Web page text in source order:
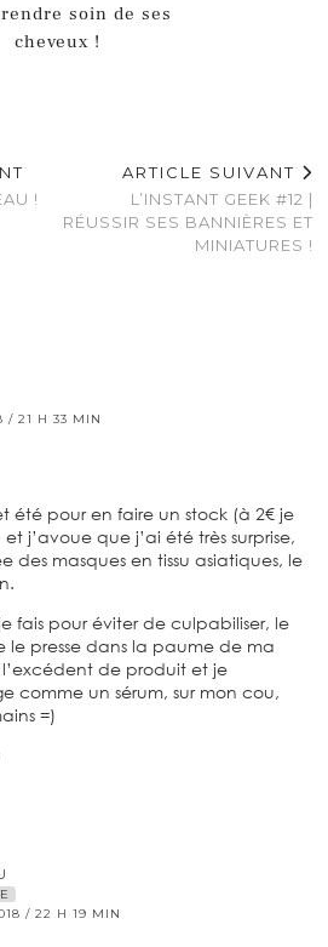
soin de ses
cheveux !
!
ARTICLE SUIVANT
L’INSTANT GEEK #12 |
RÉUSSIR SES BANNIÈRES ET
MINIATURES !
/ 21 H 33 MIN
été pour en faire un stock (à 2€ je
j’avoue que j’ai été très surprise,
des masques en tissu asiatiques, le
fais pour éviter de culpabiliser, le
le presse dans la paume de ma
de produit et je
comme un sérum, sur mon cou,
=)
/ 22 H 19 MIN